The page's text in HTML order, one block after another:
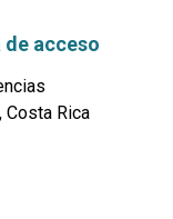
acceso
Costa Rica